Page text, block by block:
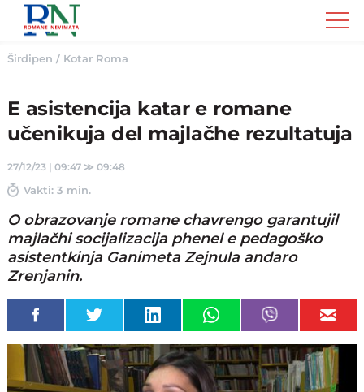
Romane
Nemivata
Širdipen / Kotar Roma
E asistencija katar e romane
učenikuja del majlačhe rezultatuja
27/12/23 | 09:47 ≫09:48
Vakti: 3 min.
O obrazovanje romane chavrengo garantujil
majlačhi socijalizacija phenel e pedagoško
asistentkinja Ganimeta Zejnula andaro
Zrenjanin.